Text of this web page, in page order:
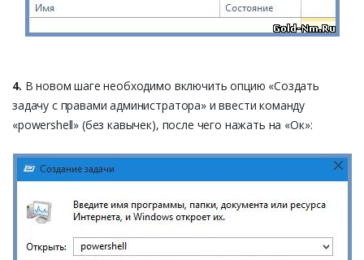
4. В новом шаге необходимо включить опцию «Создать
задачу с правами администратора» и ввести команду
«powershell» (без кавычек), после чего нажать на «Ок»: